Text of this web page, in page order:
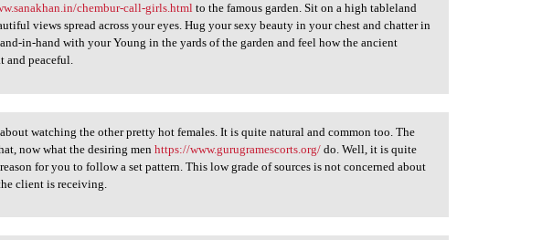
www
chembur-call-girls.html to the famous garden. Sit on a high tableland
views spread across your eyes. Hug your sexy beauty in your chest and chatter in
in-hand with your Young in the yards of the garden and feel how the ancient
and peaceful.
about
watching the other pretty hot females. It is quite natural and common too. The
now what the desiring menhttps://www.gurugramescorts.org/ do. Well, it is quite
for you to follow a set pattern. This low grade of sources is not concerned about
client is receiving.